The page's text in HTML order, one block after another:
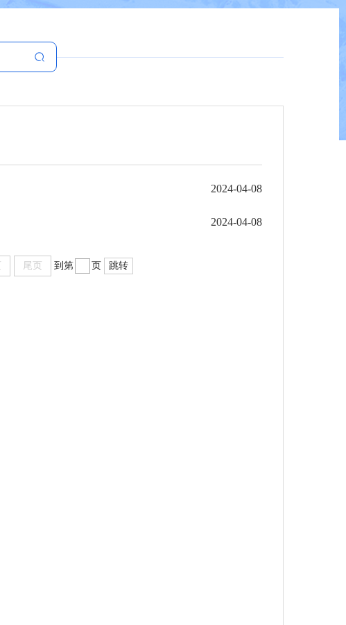
2024-04-08
2024-04-08
尾页 到第 页 跳转